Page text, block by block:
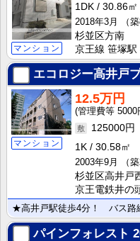
マンション
1DK
30.86㎡
2018年3月
（
杉並区方南
京王線 笹塚駅
エコロジー高井戸
マンション
12.5万円
5000
125000円
1K
30.58㎡
2003年9月
（
杉並区高井戸
京王電鉄井の
パインフォレスト